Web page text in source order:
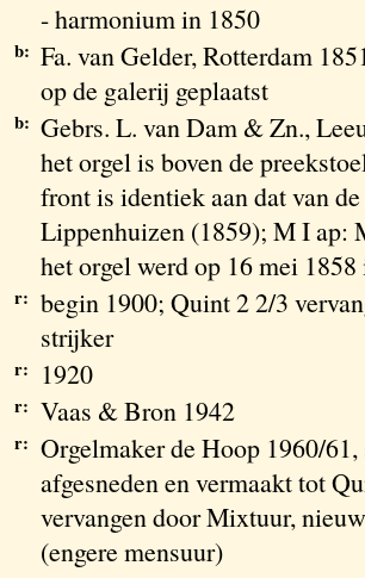
- harmonium in 1850
b: Fa. van Gelder, Rotterdam
op de galerij geplaatst
b: Gebrs. L. van Dam & Zn.,
het orgel is boven de
front is identiek aan dat van
Lippenhuizen (1859); M I ap:
het orgel werd op 16 mei
r: begin 1900; Quint 2 2/3
strijker
r: 1920
r: Vaas & Bron 1942
r: Orgelmaker de Hoop 1960/
afgesneden en vermaakt tot
vervangen door Mixtuur,
(engere mensuur)